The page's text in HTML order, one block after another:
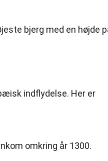
bjerg med en højde
indflydelse. Her er
omkring år 1300.